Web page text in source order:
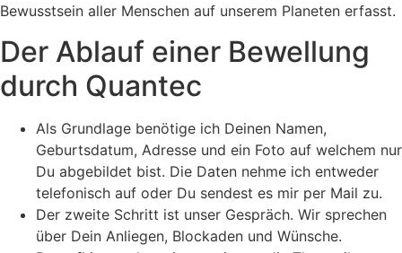
Bewusstsein aller Menschen auf unserem Planeten erfasst.
Der Ablauf einer Bewellung
durch Quantec
Als Grundlage benötige ich Deinen Namen,
Geburtsdatum, Adresse und ein Foto auf welchem nur
Du abgebildet bist. Die Daten nehme ich entweder
telefonisch auf oder Du sendest es mir per Mail zu.
Der zweite Schritt ist unser Gespräch. Wir sprechen
über Dein Anliegen, Blockaden und Wünsche.